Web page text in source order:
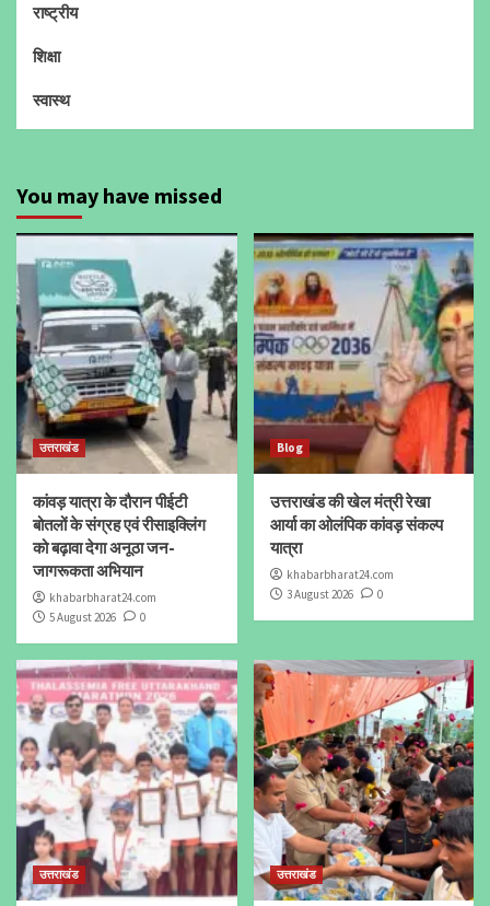
राष्ट्रीय
शिक्षा
स्वास्थ
You may have missed
उत्तराखंड
कांवड़ यात्रा के दौरान पीईटी
बोतलों के संग्रह एवं रीसाइक्लिंग
को बढ़ावा देगा अनूठा जन-
जागरूकता अभियान
khabarbharat24.com
5 August 2026
0
Blog
उत्तराखंड की खेल मंत्री रेखा
आर्या का ओलंपिक कांवड़ संकल्प
यात्रा
khabarbharat24.com
3 August 2026
0
उत्तराखंड उत्तराखंड